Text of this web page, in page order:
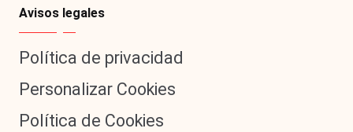
Avisos legales
Política de privacidad
Personalizar Cookies
Política de Cookies